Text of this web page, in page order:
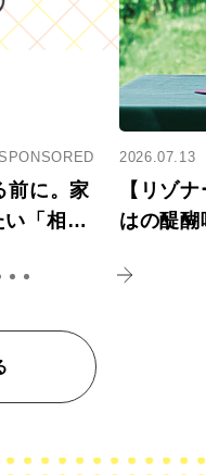
SPONSORED
前に。家
「相続
2026.07.13
【リゾ
はの醍